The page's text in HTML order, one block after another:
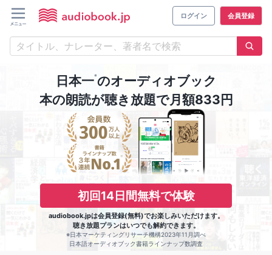
ログイン 会員登録
日本一※のオーディオブック
本の朗読が聴き放題で月額833円
初回14日間無料で体験
audiobook.jpは会員登録(無料)でお楽しみいただけます。
聴き放題プランはいつでも解約できます。
※日本マーケティングリサーチ機構2023年11月調べ
日本語オーディオブック書籍ラインナップ数調査